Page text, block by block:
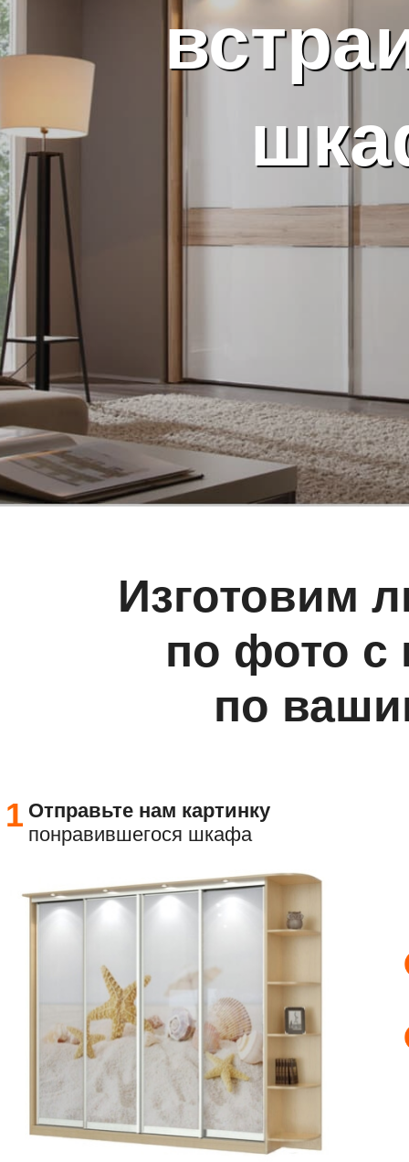
Изготовим
по фото с
по
1 Отправьте нам картинку
понравившегося шкафа